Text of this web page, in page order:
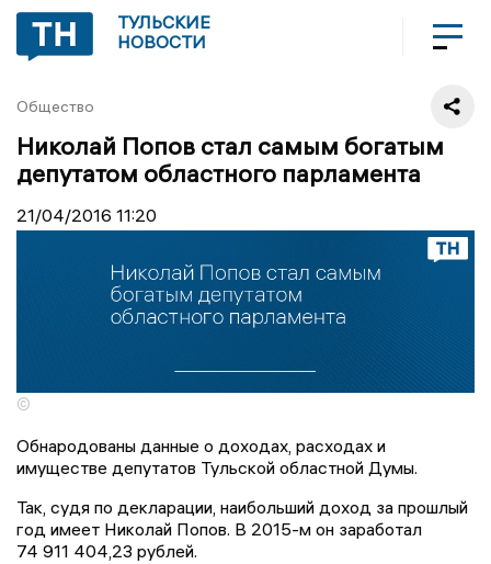
ТУЛЬСКИЕ
НОВОСТИ
Общество
Николай Попов стал самым богатым
депутатом областного парламента
21/04/2016 11:20
©
Обнародованы данные о доходах, расходах и
имуществе депутатов Тульской областной Думы.
Так, судя по декларации, наибольший доход за прошлый
год имеет Николай Попов. В 2015-м он заработал
74 911 404,23 рублей.